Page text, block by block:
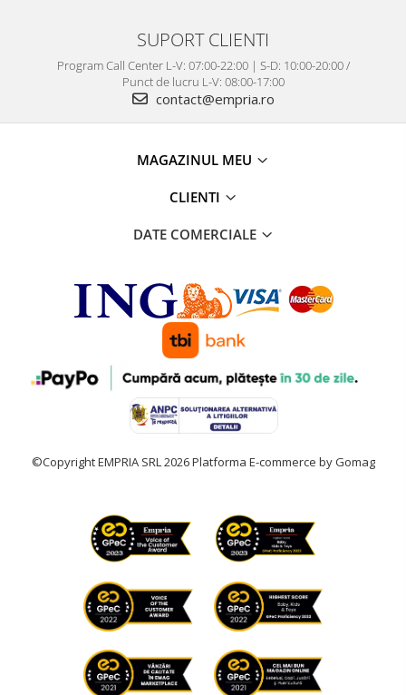
SUPORT CLIENTI
Program Call Center L-V: 07:00-22:00 | S-D: 10:00-20:00 /
Punct de lucru L-V: 08:00-17:00
contact@empria.ro
MAGAZINUL MEU
CLIENTI
DATE COMERCIALE
©Copyright EMPRIA SRL 2026Platforma E-commerce by Gomag